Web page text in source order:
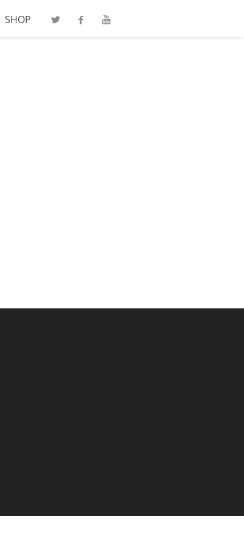
SHOP Twitter Facebook